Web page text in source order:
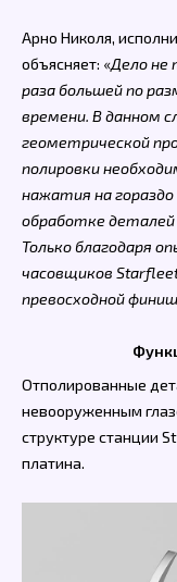
Арно Николя,
объясняет: «Дело не
раза большей по
времени. В данном
геометрической
полировки
нажатия на
обработке деталей
Только благодаря
часовщиков
превосходной
Отполированные
невооруженным
структуре станции
платина.